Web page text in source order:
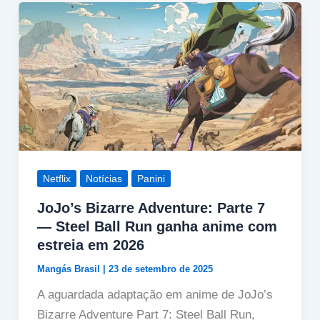
Netflix Notícias Panini
JoJo’s Bizarre Adventure: Parte 7
— Steel Ball Run ganha anime com
estreia em 2026
Mangás Brasil | 23 de setembro de 2025
A aguardada adaptação em anime de JoJo’s
Bizarre Adventure Part 7: Steel Ball Run,